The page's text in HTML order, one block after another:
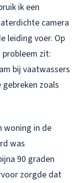
ik een
camera
leiding voer. Op
zit:
bij vaatwassers
zoals
woning in de
was
90 graden
zorgde dat